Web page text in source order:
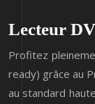
Lecteur
Profitez
ready) grâce au
au standard